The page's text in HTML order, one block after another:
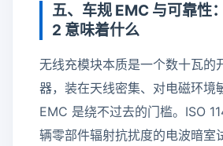
五、车规 EMC 与可靠性
2 意味着什么
无线充模块本质是一个数十瓦的
器，装在天线密集、对电磁环境
EMC 是绕不过去的门槛。ISO
辆零部件辐射抗扰度的电波暗